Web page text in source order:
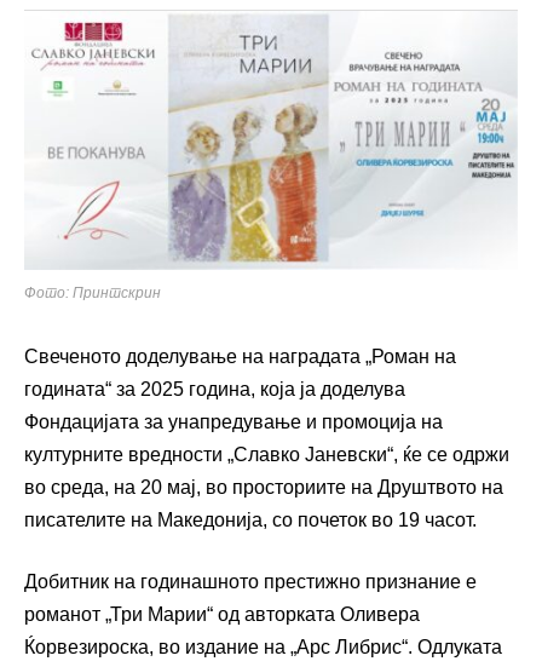
Фото: Принтскрин
Свеченото доделување на наградата „Роман на
годината“ за 2025 година, која ја доделува
Фондацијата за унапредување и промоција на
културните вредности „Славко Јаневски“, ќе се одржи
во среда, на 20 мај, во просториите на Друштвото на
писателите на Македонија, со почеток во 19 часот.
Добитник на годинашното престижно признание е
романот „Три Марии“ од авторката Оливера
Ќорвезироска, во издание на „Арс Либрис“. Одлуката